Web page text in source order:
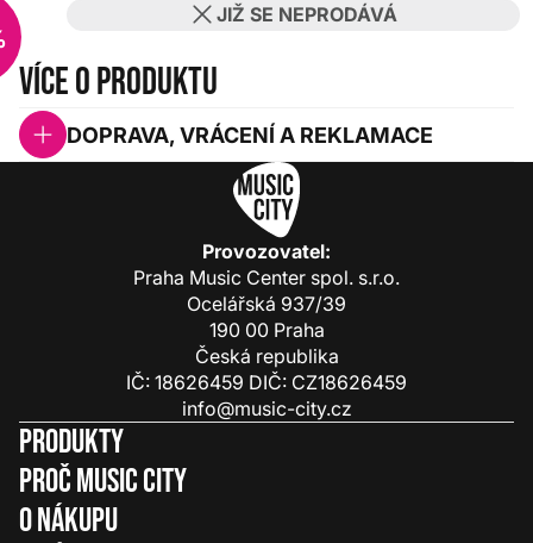
JIŽ SE NEPRODÁVÁ
Více o produktu
DOPRAVA, VRÁCENÍ A REKLAMACE
Provozovatel:
Praha Music Center spol. s.r.o.
Ocelářská 937/39
190 00 Praha
Česká republika
IČ: 18626459 DIČ: CZ18626459
info@music-city.cz
Produkty
Proč Music City
O nákupu